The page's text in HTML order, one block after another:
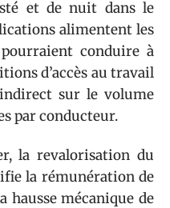
et de nuit dans le
alimentent les
conduire à
d’accès au travail
sur le volume
par conducteur.
la revalorisation du
la rémunération de
hausse mécanique de